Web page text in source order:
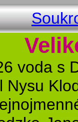
voda s
Nysu